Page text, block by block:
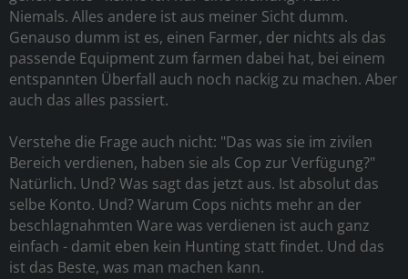
Niemals. Alles andere ist aus meiner Sicht dumm.
Genauso dumm ist es, einen Farmer, der nichts als das
passende Equipment zum farmen dabei hat, bei einem
entspannten Überfall auch noch nackig zu machen. Aber
auch das alles passiert.
Verstehe die Frage auch nicht: "Das was sie im zivilen
Bereich verdienen, haben sie als Cop zur Verfügung?"
Natürlich. Und? Was sagt das jetzt aus. Ist absolut das
selbe Konto. Und? Warum Cops nichts mehr an der
beschlagnahmten Ware was verdienen ist auch ganz
einfach - damit eben kein Hunting statt findet. Und das
ist das Beste, was man machen kann.